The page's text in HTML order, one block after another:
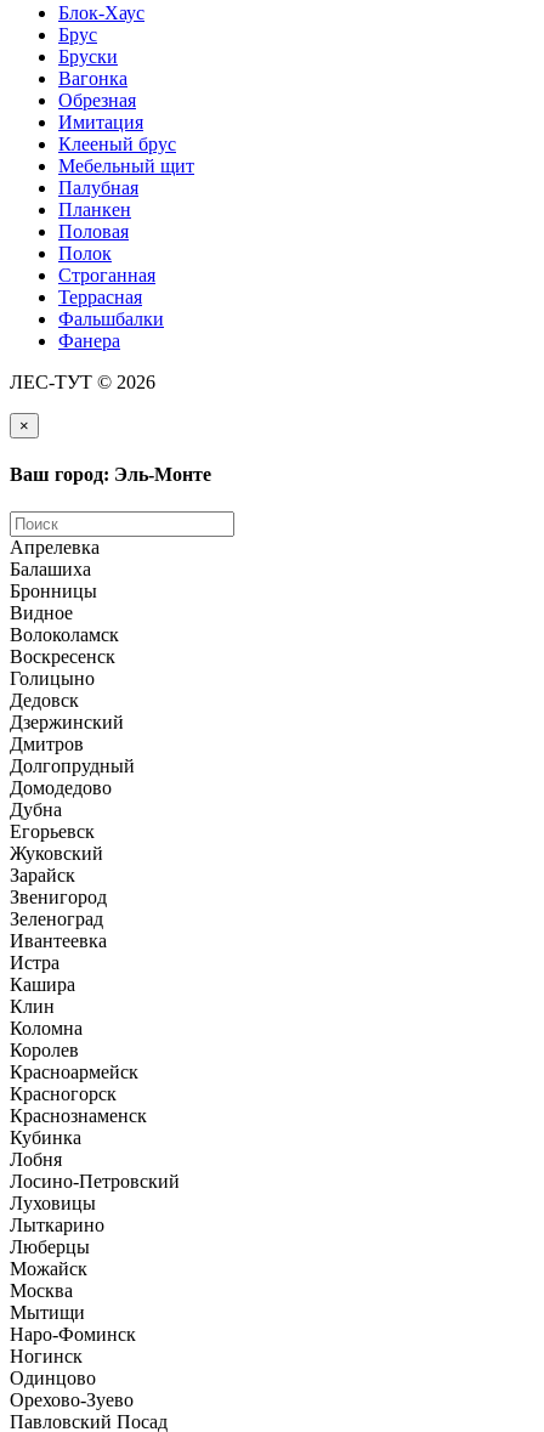
Блок-Хаус
Брус
Бруски
Вагонка
Обрезная
Имитация
Клееный брус
Мебельный щит
Палубная
Планкен
Половая
Полок
Строганная
Террасная
Фальшбалки
Фанера
ЛЕС-ТУТ © 2026
×
Ваш город: Эль-Монте
Апрелевка
Балашиха
Бронницы
Видное
Волоколамск
Воскресенск
Голицыно
Дедовск
Дзержинский
Дмитров
Долгопрудный
Домодедово
Дубна
Егорьевск
Жуковский
Зарайск
Звенигород
Зеленоград
Ивантеевка
Истра
Кашира
Клин
Коломна
Королев
Красноармейск
Красногорск
Краснознаменск
Кубинка
Лобня
Лосино-Петровский
Луховицы
Лыткарино
Люберцы
Можайск
Москва
Мытищи
Наро-Фоминск
Ногинск
Одинцово
Орехово-Зуево
Павловский Посад